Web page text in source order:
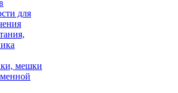
для
мешки